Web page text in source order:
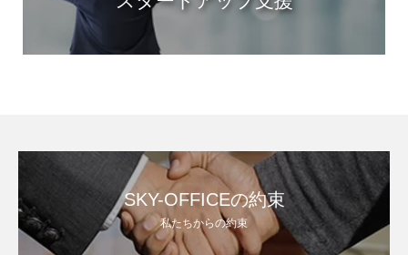
SKY-OFFICEの約束
私たちからの約束